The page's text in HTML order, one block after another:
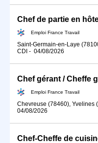
Chef de partie en
Emploi France Travail
Saint-Germain-en-Laye
CDI - 04/08/2026
Chef gérant / Cheffe
Emploi France Travail
Chevreuse (78460), Yvelines
04/08/2026
Chef-Cheffe de